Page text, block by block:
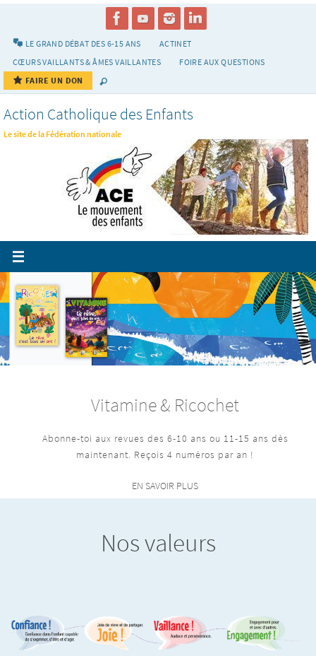
LE GRAND DÉBAT DES 6-15 ANS
ACTINET
CŒURS VAILLANTS & ÂMES VAILLANTES
FOIRE AUX QUESTIONS
FAIRE UN DON
Action Catholique des Enfants
Le site de la Fédération nationale
Vitamine & Ricochet
Abonne-toi aux revues des 6-10 ans ou 11-15 ans dès
maintenant. Reçois 4 numéros par an !
EN SAVOIR PLUS
Nos valeurs